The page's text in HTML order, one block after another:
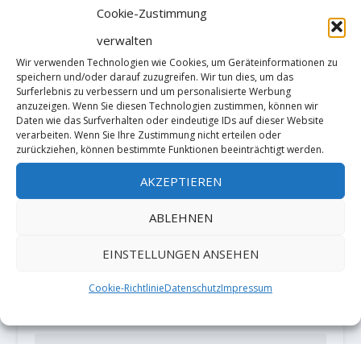
Cookie-Zustimmung
verwalten
Wir verwenden Technologien wie Cookies, um Geräteinformationen zu
speichern und/oder darauf zuzugreifen. Wir tun dies, um das
Surferlebnis zu verbessern und um personalisierte Werbung
anzuzeigen. Wenn Sie diesen Technologien zustimmen, können wir
Daten wie das Surfverhalten oder eindeutige IDs auf dieser Website
verarbeiten. Wenn Sie Ihre Zustimmung nicht erteilen oder
zurückziehen, können bestimmte Funktionen beeinträchtigt werden.
AKZEPTIEREN
ABLEHNEN
EINSTELLUNGEN ANSEHEN
Cookie-RichtlinieDatenschutzImpressum
Martin Feistl meldet „In
Memoriam Matthias“ (200m, 9+)
HINTERLASSE EINE ANTWORT
veröffentlicht.Erforderliche Felder